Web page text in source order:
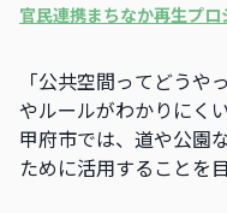
官民連携まちなか再生プロ
「公共空間ってどう
やルールがわかりにく
甲府市では、道や公園
ために活用することを
そんな市民のみなさん